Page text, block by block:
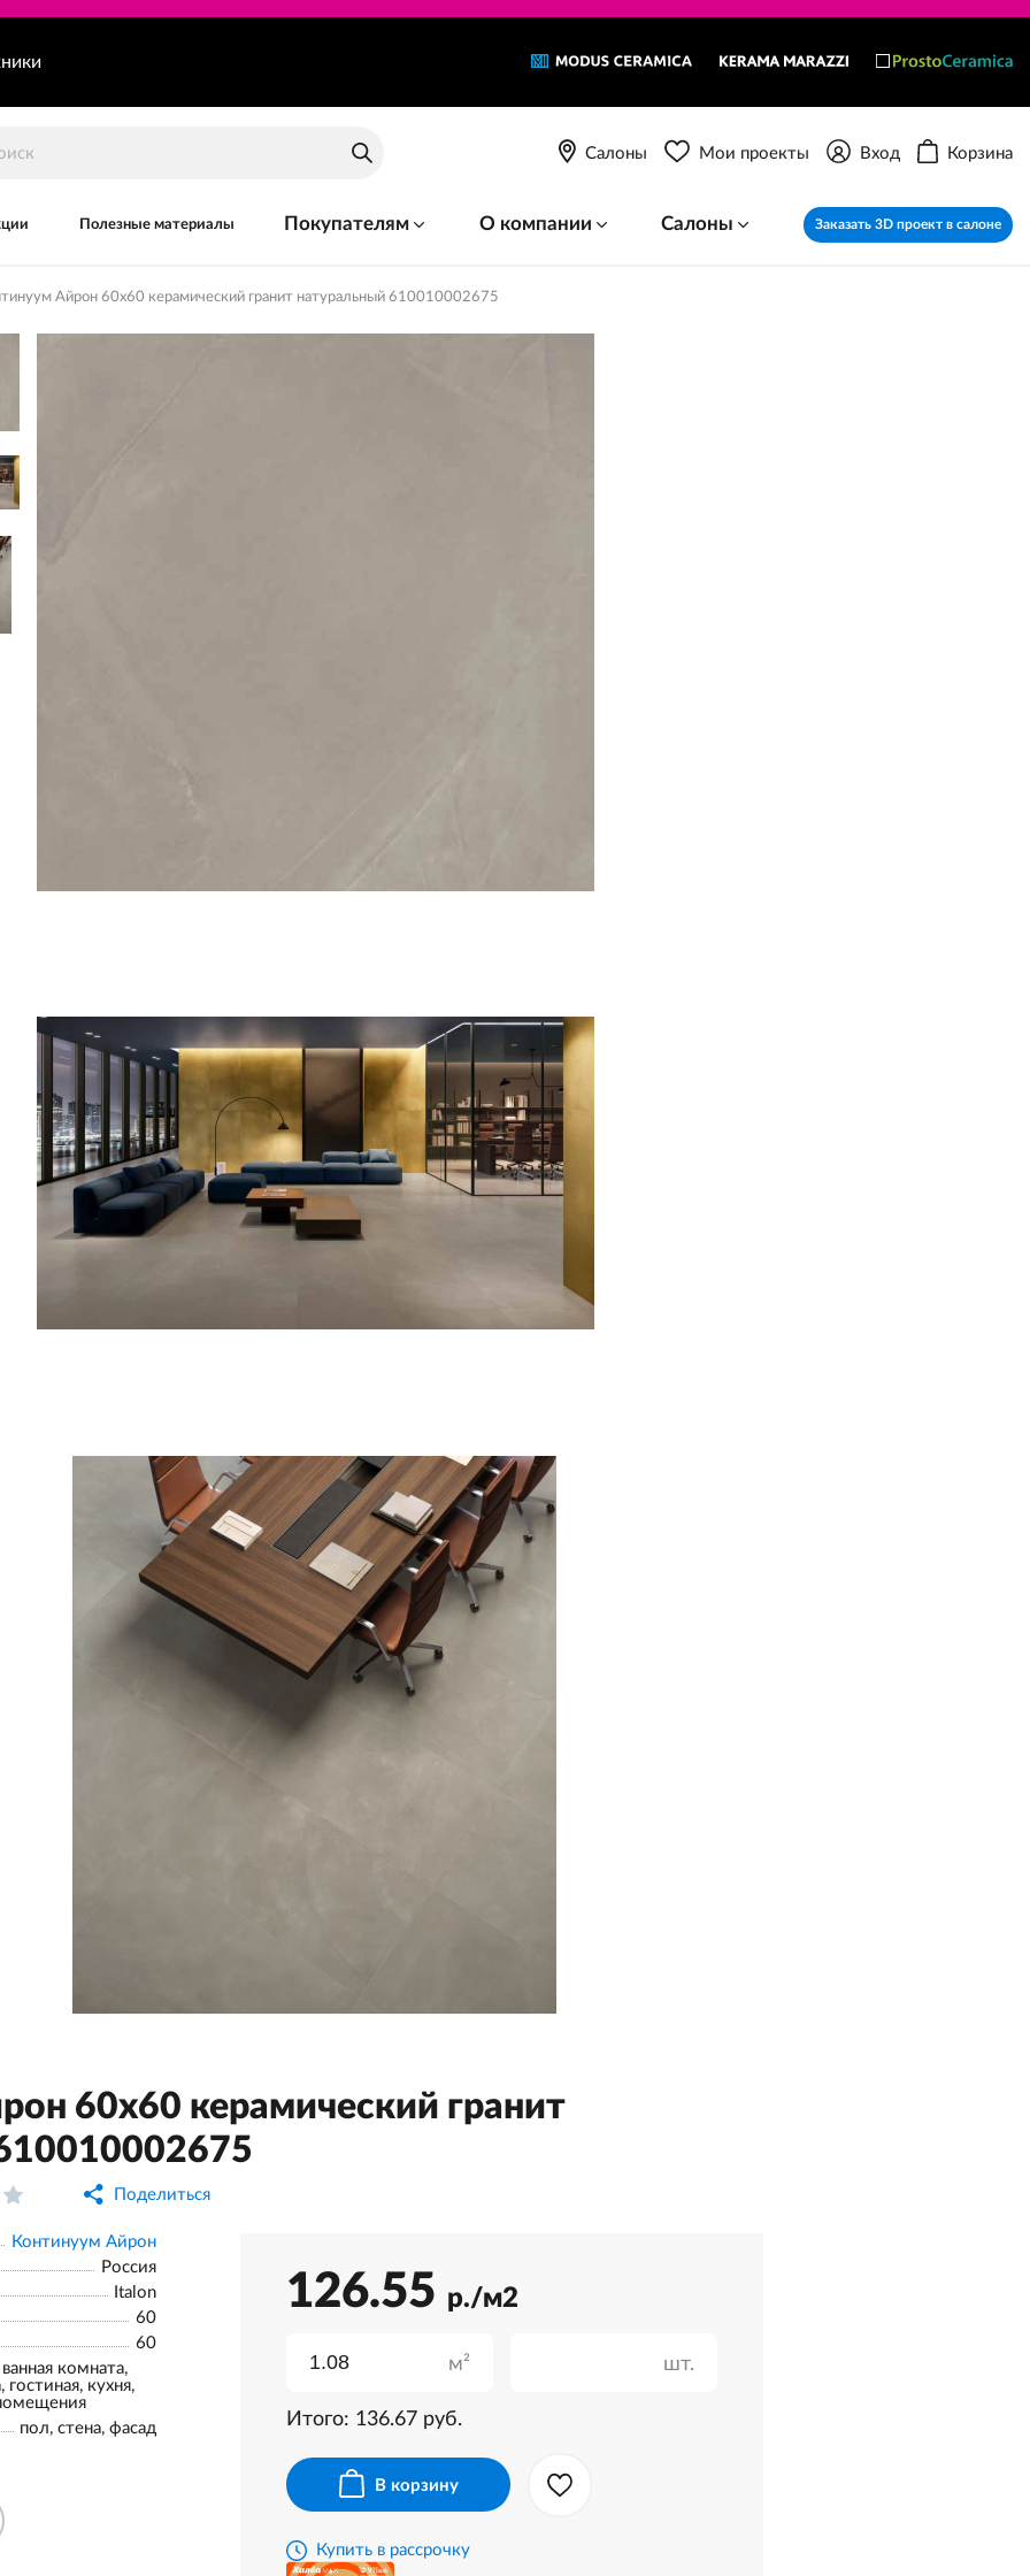
Салоны Мои проекты Вход Корзина
Полезные материалы Покупателям О компании Салоны Заказать 3D проект в салоне
Айрон 60x60 керамический гранит натуральный 610010002675
60x60 керамический гранит
Поделиться
Континуум Айрон
Россия
Italon
60
60
комната,
кухня,
пол, стена, фасад
126.55 р./м2
м² шт.
Итого: 136.67 руб.
В корзину
Купить в рассрочку